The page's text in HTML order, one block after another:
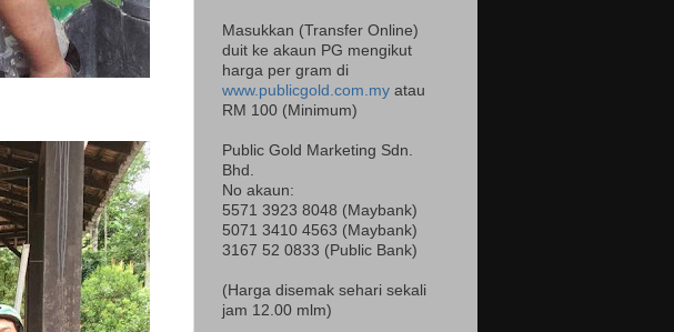
Masukkan (Transfer Online)
duit ke akaun PG mengikut
harga per gram di
www.publicgold.com.my atau
RM 100 (Minimum)
Public Gold Marketing Sdn.
Bhd.
No akaun:
5571 3923 8048 (Maybank)
5071 3410 4563 (Maybank)
3167 52 0833 (Public Bank)
(Harga disemak sehari sekali
jam 12.00 mlm)